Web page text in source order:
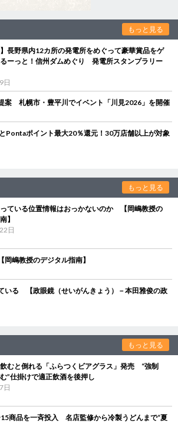
もっと見る
】長野県内12カ所の発電所をめぐって豪華賞品をゲ
ーっと！信州ダムめぐり 発電所スタンプラリー
日
案 札幌市・豊平川でイベント「川見2026」を開催
Pontaポイント最大20％還元！30万店舗以上が対象
もっと見る
ている位置情報はおっかないのか 【岡嶋教授の
】
日
嶋教授のデジタル指南】
いる 【政眼鏡（せいがんきょう）－本田雅俊の政
もっと見る
むと倒れる「ふらつくビアグラス」発売 “強制
”仕掛けで適正飲酒を後押し
日
商品を一斉投入 名店監修から冷製うどんまで“夏